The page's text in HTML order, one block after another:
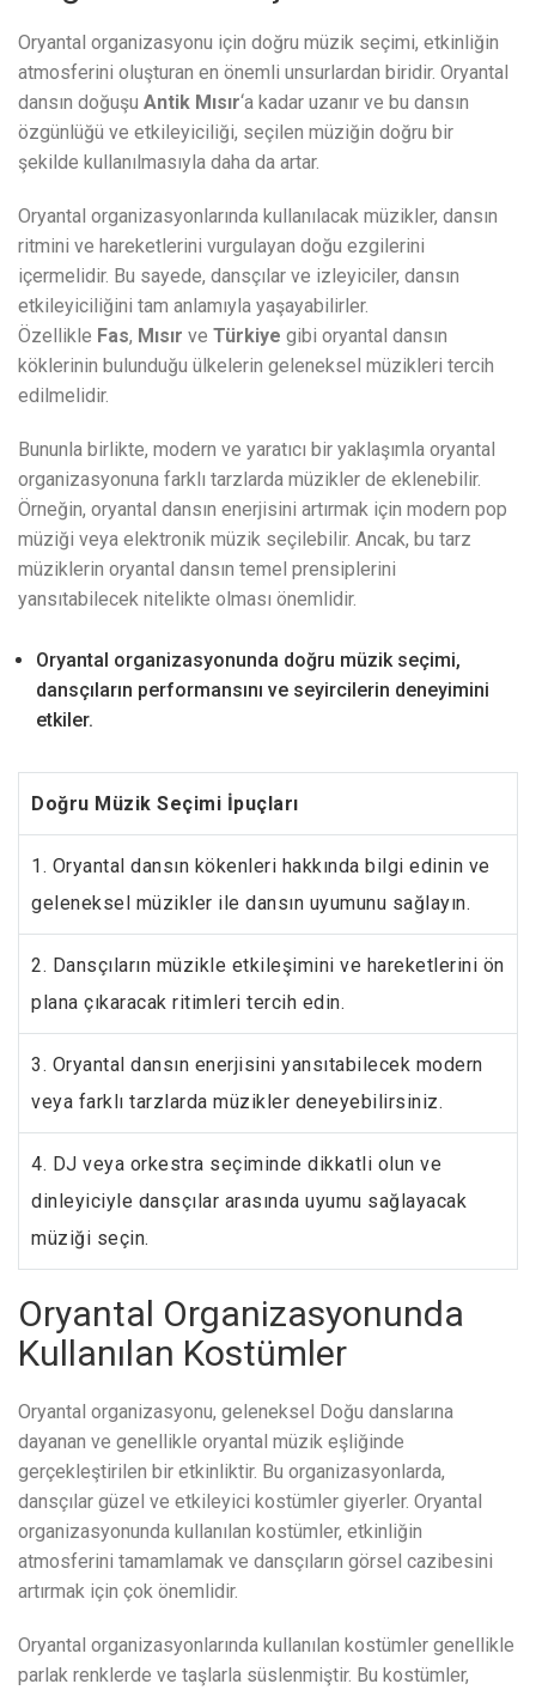
Oryantal organizasyonu için doğru müzik seçimi, etkinliğin
atmosferini oluşturan en önemli unsurlardan biridir. Oryantal
dansın doğuşu Antik Mısır‘a kadar uzanır ve bu dansın
özgünlüğü ve etkileyiciliği, seçilen müziğin doğru bir
şekilde kullanılmasıyla daha da artar.
Oryantal organizasyonlarında kullanılacak müzikler, dansın
ritmini ve hareketlerini vurgulayan doğu ezgilerini
içermelidir. Bu sayede, dansçılar ve izleyiciler, dansın
etkileyiciliğini tam anlamıyla yaşayabilirler.
Özellikle Fas, Mısır ve Türkiye gibi oryantal dansın
köklerinin bulunduğu ülkelerin geleneksel müzikleri tercih
edilmelidir.
Bununla birlikte, modern ve yaratıcı bir yaklaşımla oryantal
organizasyonuna farklı tarzlarda müzikler de eklenebilir.
Örneğin, oryantal dansın enerjisini artırmak için modern pop
müziği veya elektronik müzik seçilebilir. Ancak, bu tarz
müziklerin oryantal dansın temel prensiplerini
yansıtabilecek nitelikte olması önemlidir.
Oryantal organizasyonunda doğru müzik seçimi,
dansçıların performansını ve seyircilerin deneyimini
etkiler.
Doğru Müzik Seçimi İpuçları
1. Oryantal dansın kökenleri hakkında bilgi edinin ve
geleneksel müzikler ile dansın uyumunu sağlayın.
2. Dansçıların müzikle etkileşimini ve hareketlerini ön
plana çıkaracak ritimleri tercih edin.
3. Oryantal dansın enerjisini yansıtabilecek modern
veya farklı tarzlarda müzikler deneyebilirsiniz.
4. DJ veya orkestra seçiminde dikkatli olun ve
dinleyiciyle dansçılar arasında uyumu sağlayacak
müziği seçin.
Oryantal Organizasyonunda
Kullanılan Kostümler
Oryantal organizasyonu, geleneksel Doğu danslarına
dayanan ve genellikle oryantal müzik eşliğinde
gerçekleştirilen bir etkinliktir. Bu organizasyonlarda,
dansçılar güzel ve etkileyici kostümler giyerler. Oryantal
organizasyonunda kullanılan kostümler, etkinliğin
atmosferini tamamlamak ve dansçıların görsel cazibesini
artırmak için çok önemlidir.
Oryantal organizasyonlarında kullanılan kostümler genellikle
parlak renklerde ve taşlarla süslenmiştir. Bu kostümler,